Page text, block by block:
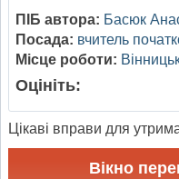
ПІБ автора: Басюк
Посада: вчитель
Місце роботи:
Оцініть:
Цікаві вправи для
Вікно